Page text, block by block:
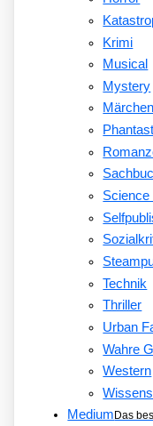
Krimi
Musical
Mystery
Märchen
Science
Technik
Thriller
Urban
Wahre
Western
Medium Das